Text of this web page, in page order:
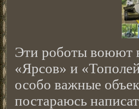
Эти роботы воюют
«Ярсов» и
особо важные
постараюсь